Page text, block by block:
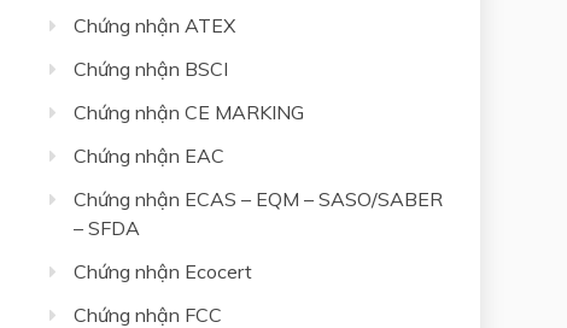
Chứng nhận ATEX
Chứng nhận BSCI
Chứng nhận CE MARKING
Chứng nhận EAC
Chứng nhận ECAS – EQM – SASO/SABER
– SFDA
Chứng nhận Ecocert
Chứng nhận FCC